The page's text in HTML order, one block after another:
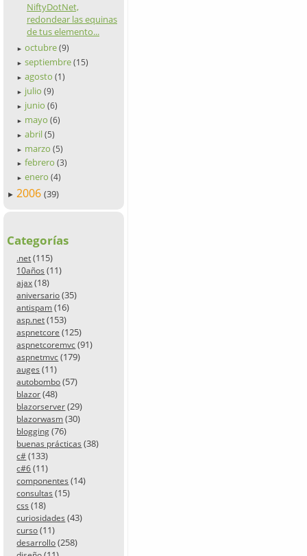
NiftyDotNet,
redondear las equinas
de tus elemento...
► octubre (9)
► septiembre (15)
► agosto (1)
► julio (9)
► junio (6)
► mayo (6)
► abril (5)
► marzo (5)
► febrero (3)
► enero (4)
► 2006 (39)
Categorías
.net (115)
10años (11)
ajax (18)
aniversario (35)
antispam (16)
asp.net (153)
aspnetcore (125)
aspnetcoremvc (91)
aspnetmvc (179)
auges (11)
autobombo (57)
blazor (48)
blazorserver (29)
blazorwasm (30)
blogging (76)
buenas prácticas (38)
c# (133)
c#6 (11)
componentes (14)
consultas (15)
css (18)
curiosidades (43)
curso (11)
desarrollo (258)